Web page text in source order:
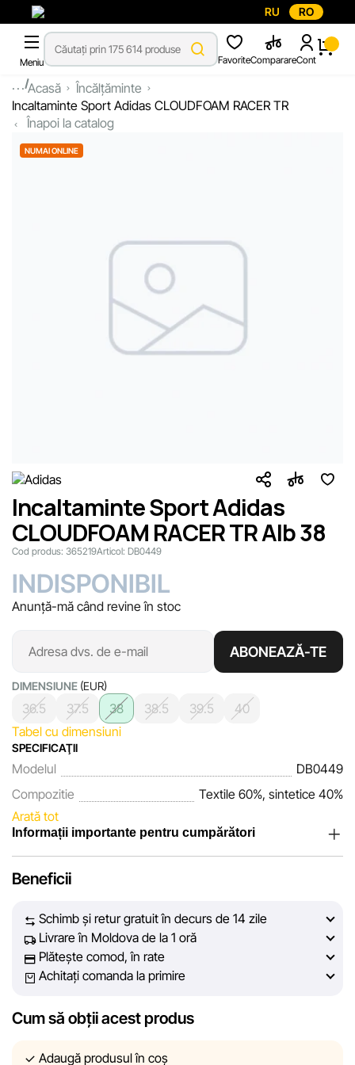
RU RO
Meniu FavoriteComparareCont
...Acasă
Încălțăminte
Incaltaminte Sport Adidas CLOUDFOAM RACER TR
Înapoi la catalog
NUMAI ONLINE
Incaltaminte Sport Adidas
CLOUDFOAM RACER TR Alb 38
Cod produs: 365219Articol: DB0449
INDISPONIBIL
Anunță-mă când revine în stoc
ABONEAZĂ-TE
DIMENSIUNE (EUR)
36.5 37.5 38 38.5 39.5
40
Tabel cu dimensiuni
SPECIFICAŢII
Modelul
DB0449
Compozitie
Textile 60%, sintetice 40%
Arată tot
Informații importante pentru cumpărători
încrederea clienților noștri. În fiecare zi depunem eforturi
prezentate pe site să fie cât mai complete, obiective și
actuale. Scopul nostru este să vă oferim informații corecte și
veridice, pentru ca dvs. să puteți lua cea mai bună decizie
de cumpărare.
Cu toate acestea, în ciuda controlului constant, Sportlandia
afișate pe site, din cauza unor posibile erori tehnice sau
Beneficii
Schimb și retur gratuit în decurs de 14 zile
Livrare în Moldova de la 1 oră
Plătește comod, în rate
Achitați comanda la primire
Cum să obții acest produs
Adaugă produsul în coș